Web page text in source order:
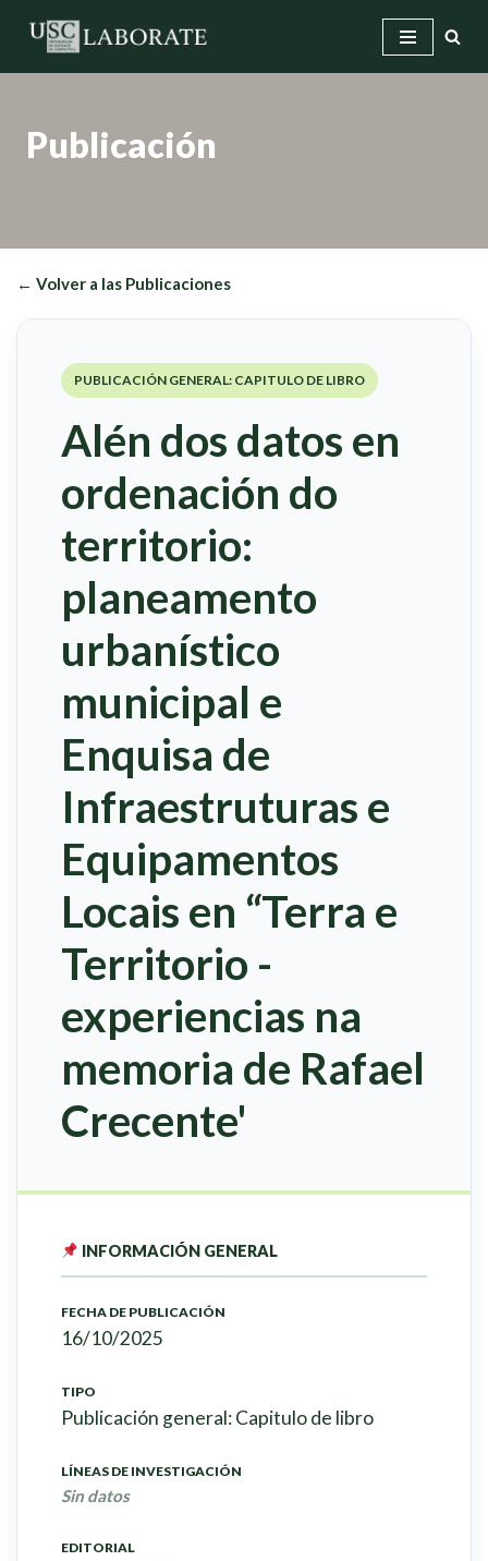
Saltar
Publicación
← Volver a las Publicaciones
PUBLICACIÓN GENERAL: CAPITULO DE LIBRO
Alén dos datos en
ordenación do
territorio:
planeamento
urbanístico
municipal e
Enquisa de
Infraestruturas e
Equipamentos
Locais en “Terra e
Territorio -
experiencias na
memoria de Rafael
Crecente'
INFORMACIÓN GENERAL
FECHA DE PUBLICACIÓN
16/10/2025
TIPO
Publicación general: Capitulo de libro
LÍNEAS DE INVESTIGACIÓN
Sin datos
EDITORIAL